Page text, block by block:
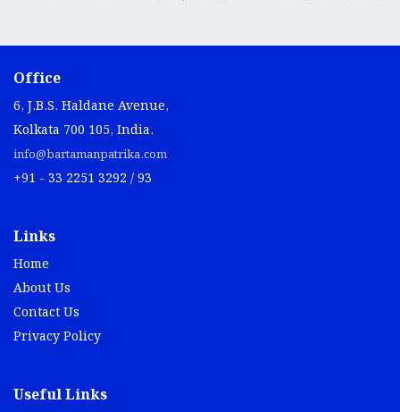
Office
6, J.B.S. Haldane Avenue,
Kolkata 700 105, India.
info@bartamanpatrika.com
+91 - 33 2251 3292 / 93
Links
Home
About Us
Contact Us
Privacy Policy
Useful Links